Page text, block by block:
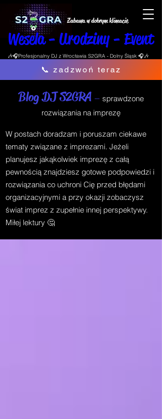
Zabawa w dobrym klimacie
Wesela - Urodziny - Event
🎶🎧Profesjonalny DJ z Wrocławia S2GRA - Dolny Śląsk 🎧🎶
📞 zadzwoń teraz
Blog DJ S2GRA – sprawdzone
rozwiązania na imprezę
W postach doradzam i poruszam ciekawe
tematy związane z imprezami. Jeżeli
planujesz jakąkolwiek imprezę z całą
pewnością znajdziesz gotowe podpowiedzi i
rozwiązania co uchroni Cię przed błędami
organizacyjnymi a przy okazji zobaczysz
świat imprez z zupełnie innej perspektywy.
Miłej lektury 🤔